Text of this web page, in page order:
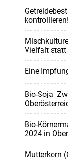
kontrollieren!
Vielfalt statt
Eine
Bio-Soja:
Bio-
2024 in
Mutterkorn